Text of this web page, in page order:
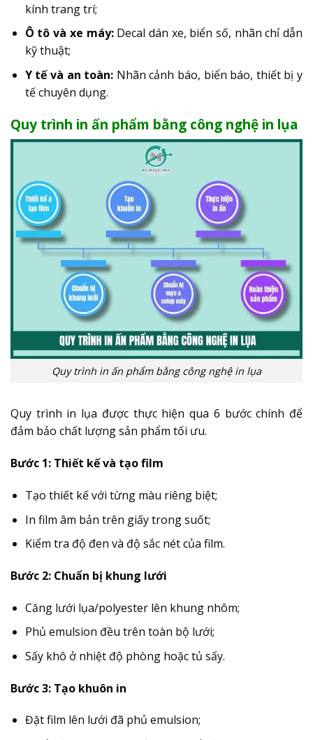
kính trang trí;
Ô tô và xe máy:Decal dán xe, biển số, nhãn chỉ dẫn
kỹ thuật;
Y tế và an toàn: Nhãn cảnh báo, biển báo, thiết bị y
tế chuyên dụng.
Quy trình in ấn phẩm bằng công nghệ in lụa
Quy trình in ấn phẩm bằng công nghệ in lụa
Quy trình in lụa được thực hiện qua 6 bước chính để
đảm bảo chất lượng sản phẩm tối ưu.
Bước 1: Thiết kế và tạo film
Tạo thiết kế với từng màu riêng biệt;
In film âm bản trên giấy trong suốt;
Kiểm tra độ đen và độ sắc nét của film.
Bước 2: Chuẩn bị khung lưới
Căng lưới lụa/polyester lên khung nhôm;
Phủ emulsion đều trên toàn bộ lưới;
Sấy khô ở nhiệt độ phòng hoặc tủ sấy.
Bước 3: Tạo khuôn in
Đặt film lên lưới đã phủ emulsion;